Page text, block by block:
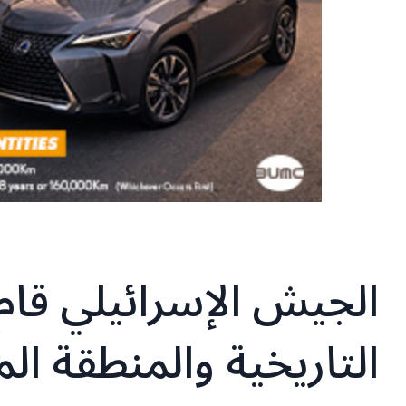
الجيش الإسرائيلي
التاريخية والمنطقة